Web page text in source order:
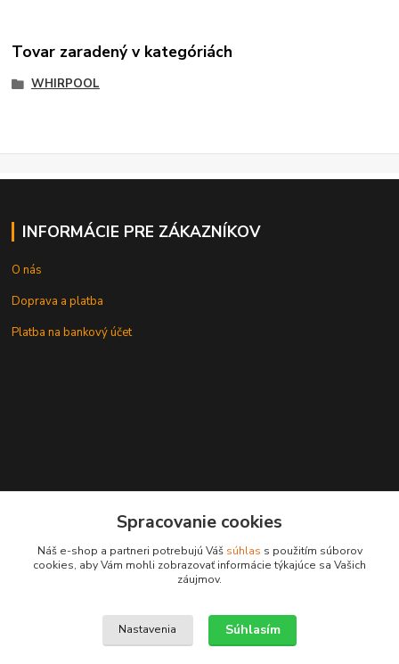
Tovar zaradený v kategóriách
WHIRPOOL
INFORMÁCIE PRE ZÁKAZNÍKOV
O nás
Doprava a platba
Platba na bankový účet
leksunsro@gmail.com
Upravit sběr cookies.
Spracovanie cookies
Náš e-shop a partneri potrebujú Váš súhlas s použitím súborov
cookies, aby Vám mohli zobrazovať informácie týkajúce sa Vašich
záujmov.
Nastavenia Súhlasím